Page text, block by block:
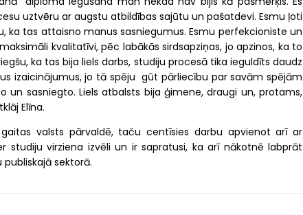
uztvēru ar augstu atbildības sajūtu un pašatdevi. Esmu ļoti
ka tas attaisno manus sasniegumus. Esmu perfekcioniste un
kvalitatīvi, pēc labākās sirdsapziņas, jo apzinos, ka to
ka tas bija liels darbs, studiju procesā tika ieguldīts daudz
izaicinājumus, jo tā spēju gūt pārliecību par savām spējām
un sasniegto. Liels atbalsts bija ģimene, draugi un, protams,
Elīna.
valsts pārvaldē, taču centīsies darbu apvienot arī ar
studiju virziena izvēli un ir sapratusi, ka arī nākotnē labprāt
sektorā.